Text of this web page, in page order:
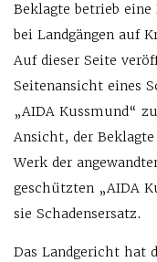
Beklagte betrieb
bei Landgängen auf
Auf dieser Seite
Seitenansicht eines
„AIDA Kussmund“
Ansicht, der
Werk der
geschützten „AIDA
sie Schadensersatz.
Das Landgericht hat